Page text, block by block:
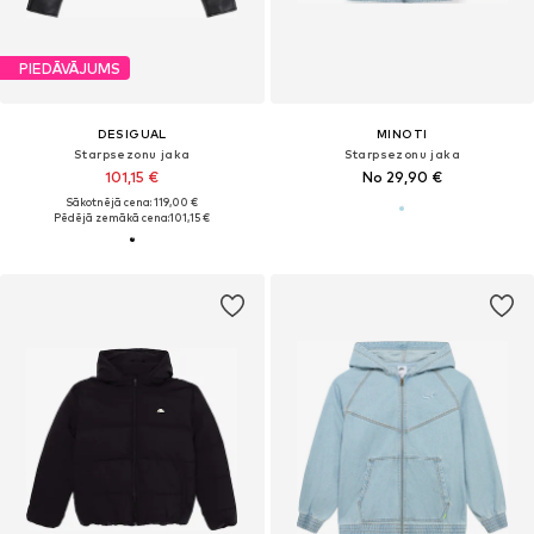
PIEDĀVĀJUMS
DESIGUAL
Starpsezonu jaka
101,15 €
Sākotnējā cena: 119,00 €
Pēdējā zemākā cena:101,15 €
MINOTI
Starpsezonu jaka
No 29,90 €